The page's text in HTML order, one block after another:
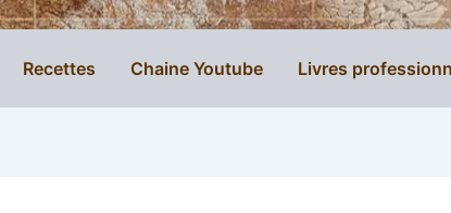
Recettes Chaine Youtube Livres